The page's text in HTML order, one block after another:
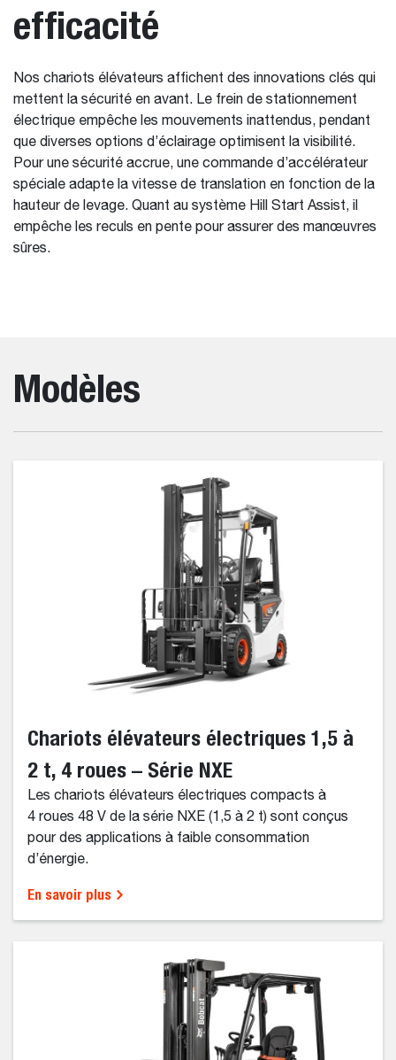
efficacité
Nos chariots élévateurs affichent des innovations clés qui
mettent la sécurité en avant. Le frein de stationnement
électrique empêche les mouvements inattendus, pendant
que diverses options d’éclairage optimisent la visibilité.
Pour une sécurité accrue, une commande d’accélérateur
spéciale adapte la vitesse de translation en fonction de la
hauteur de levage. Quant au système Hill Start Assist, il
empêche les reculs en pente pour assurer des manœuvres
sûres.
Modèles
Chariots élévateurs électriques 1,5 à
2 t, 4 roues – Série NXE
Les chariots élévateurs électriques compacts à
4 roues 48 V de la série NXE (1,5 à 2 t) sont conçus
pour des applications à faible consommation
d’énergie.
En savoir plus